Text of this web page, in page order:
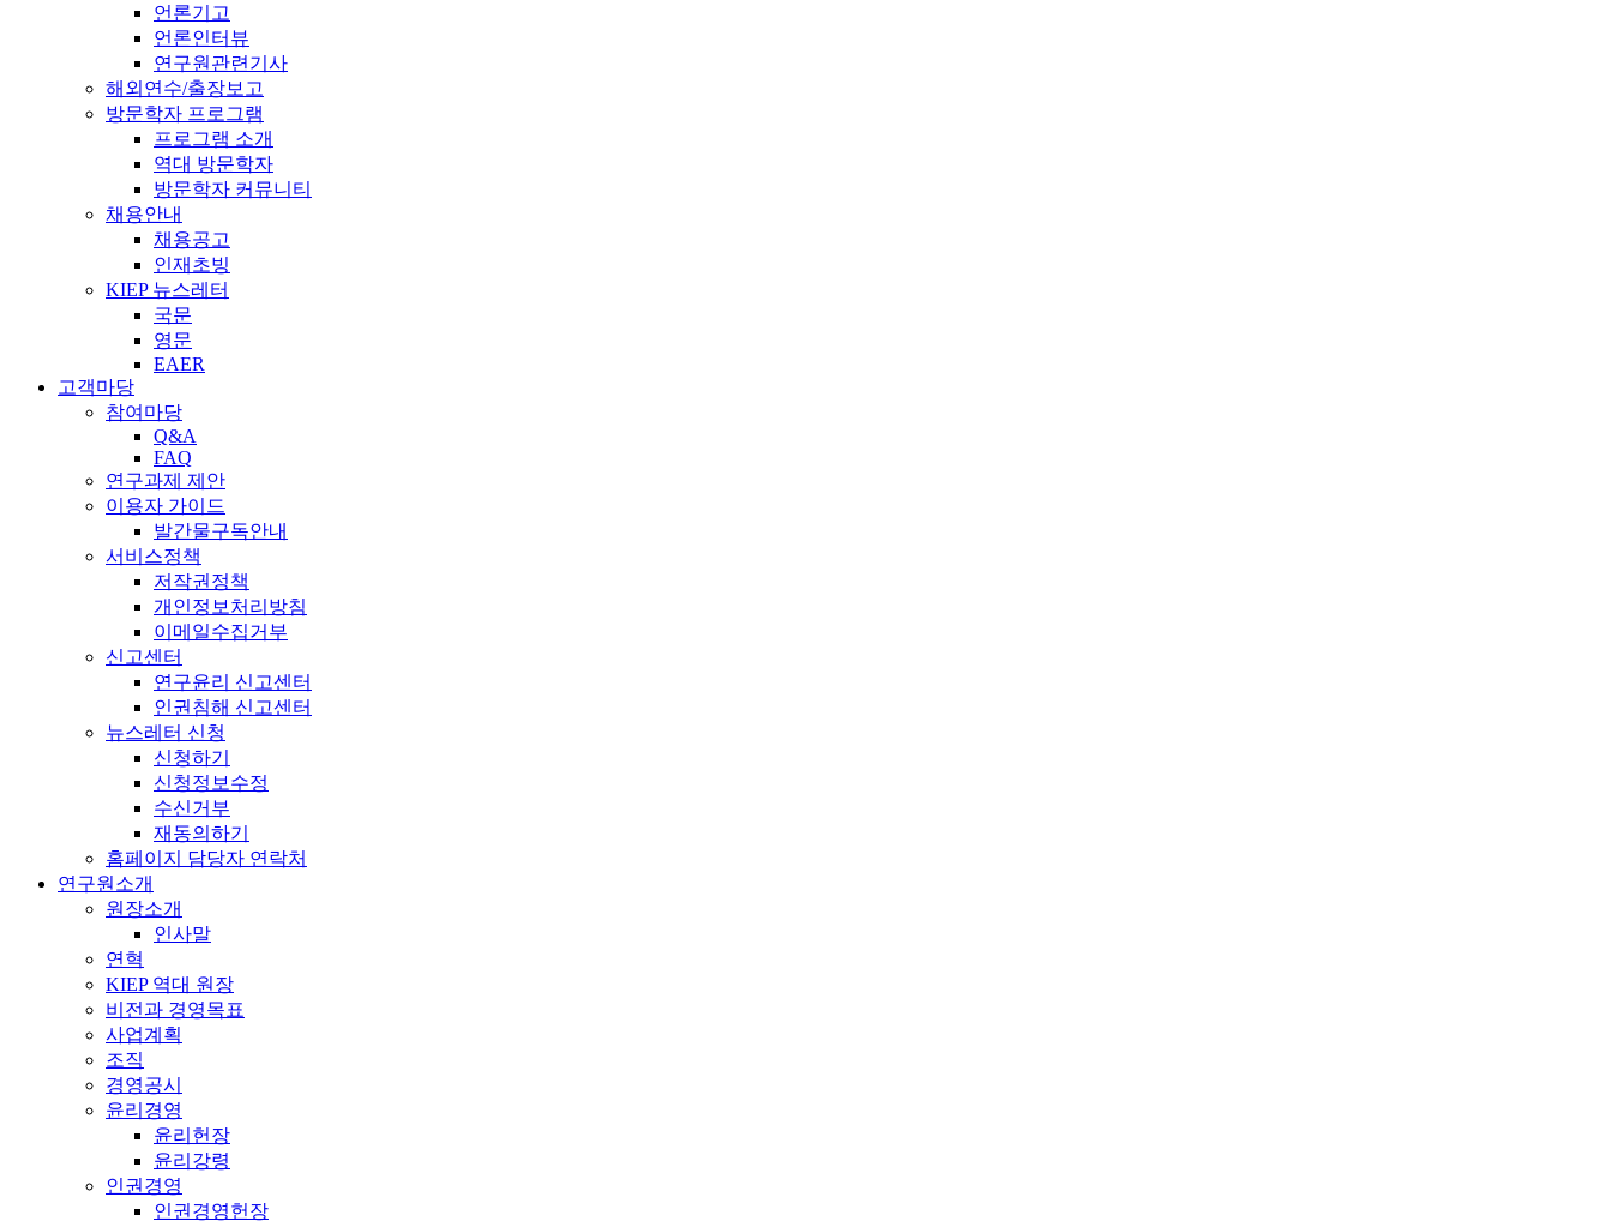
언론기고
언론인터뷰
연구원관련기사
해외연수/출장보고
방문학자 프로그램
프로그램 소개
역대 방문학자
방문학자 커뮤니티
채용안내
채용공고
인재초빙
KIEP 뉴스레터
국문
영문
EAER
고객마당
참여마당
Q&A
FAQ
연구과제 제안
이용자 가이드
발간물구독안내
서비스정책
저작권정책
개인정보처리방침
이메일수집거부
신고센터
연구윤리 신고센터
인권침해 신고센터
뉴스레터 신청
신청하기
신청정보수정
수신거부
재동의하기
홈페이지 담당자 연락처
연구원소개
원장소개
인사말
연혁
KIEP 역대 원장
비전과 경영목표
사업계획
조직
경영공시
윤리경영
윤리헌장
윤리강령
인권경영
인권경영헌장